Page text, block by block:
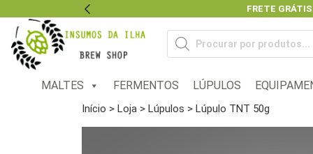
FRETE
Previous
Pesquisar
produtos
MALTES FERMENTOS LÚPULOS
Início > Loja > Lúpulos > Lúpulo TNT 50g